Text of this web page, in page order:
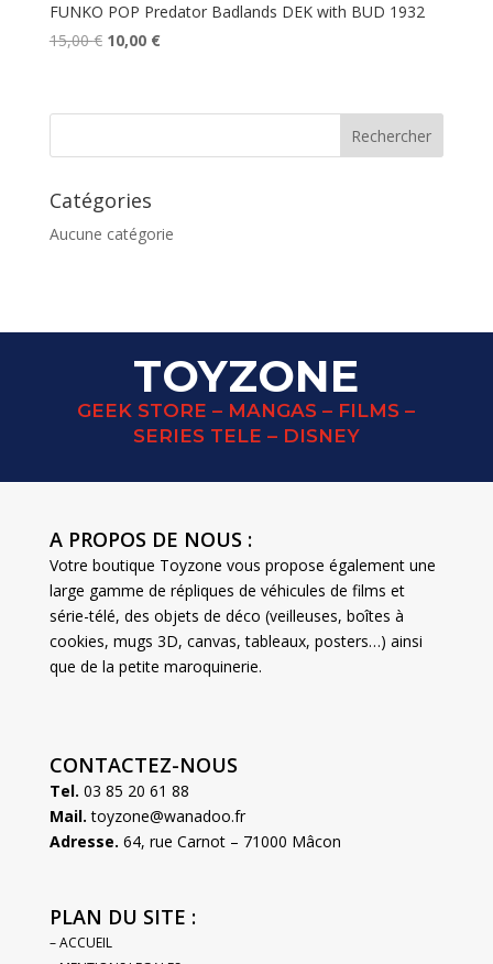
FUNKO POP Predator Badlands DEK with BUD 1932
15,00€ Le
était :
10,00 €Le
est :
Catégories
Aucune catégorie
TOYZONE
GEEK STORE – MANGAS – FILMS –
SERIES TELE – DISNEY
A PROPOS DE NOUS :
Votre boutique Toyzone vous propose également une
large gamme de répliques de véhicules de films et
série-télé, des objets de déco (veilleuses, boîtes à
cookies, mugs 3D, canvas, tableaux, posters…) ainsi
que de la petite maroquinerie.
CONTACTEZ-NOUS
Tel. 03 85 20 61 88
Mail. toyzone@wanadoo.fr
Adresse. 64, rue Carnot – 71000 Mâcon
PLAN DU SITE :
– ACCUEIL